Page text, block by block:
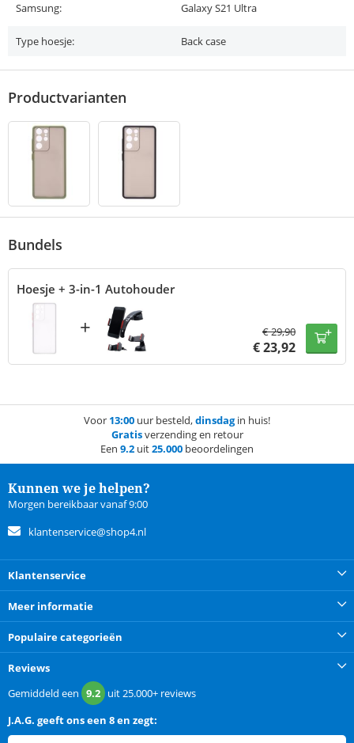
Samsung: Galaxy S21 Ultra
Type hoesje: Back case
Productvarianten
Bundels
Hoesje + 3-in-1 Autohouder
+ €29,90
€23,92
Voor 13:00 uur besteld,dinsdagin huis!
Gratisverzending en retour
Een 9.2 uit25.000 beoordelingen
Kunnen we je helpen?
Morgen bereikbaar vanaf 9:00
klantenservice@shop4.nl
Klantenservice
Meer informatie
Populaire categorieën
Reviews
Gemiddeld een 9.2 uit25.000+ reviews
J.A.G. geeft ons een 8 en zegt: